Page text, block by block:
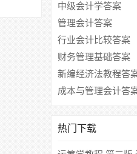
中级会计学答案
管理会计答案
行业会计比较答案
财务管理基础答案
新编经济法教程答
成本与管理会计答
热门下载